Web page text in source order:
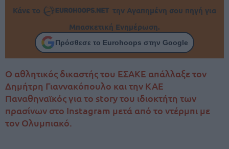
Κάνε το
την Αγαπημένη σου πηγή για
Μπασκετική Ενημέρωση.
Πρόσθεσε το Eurohoops στην Google
Ο αθλητικός δικαστής του ΕΣΑΚΕ απάλλαξε τον
Δημήτρη Γιαννακόπουλο και την ΚΑΕ
Παναθηναϊκός για το story του ιδιοκτήτη των
πρασίνων στο Instagram μετά από το ντέρμπι με
τον Ολυμπιακό.